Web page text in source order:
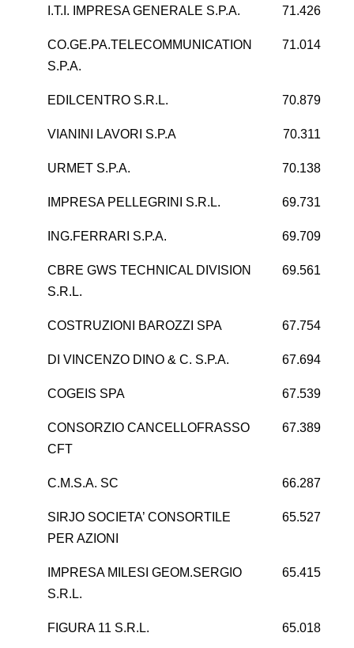
I.T.I. IMPRESA GENERALE S.P.A. 71.426
CO.GE.PA.TELECOMMUNICATION
S.P.A.
71.014
EDILCENTRO S.R.L. 70.879
VIANINI LAVORI S.P.A 70.311
URMET S.P.A. 70.138
IMPRESA PELLEGRINI S.R.L. 69.731
ING.FERRARI S.P.A. 69.709
CBRE GWS TECHNICAL DIVISION
S.R.L.
69.561
COSTRUZIONI BAROZZI SPA 67.754
DI VINCENZO DINO & C. S.P.A. 67.694
COGEIS SPA 67.539
CONSORZIO CANCELLOFRASSO
CFT
67.389
C.M.S.A. SC 66.287
SIRJO SOCIETA’ CONSORTILE
PER AZIONI
65.527
IMPRESA MILESI GEOM.SERGIO
S.R.L.
65.415
FIGURA 11 S.R.L. 65.018